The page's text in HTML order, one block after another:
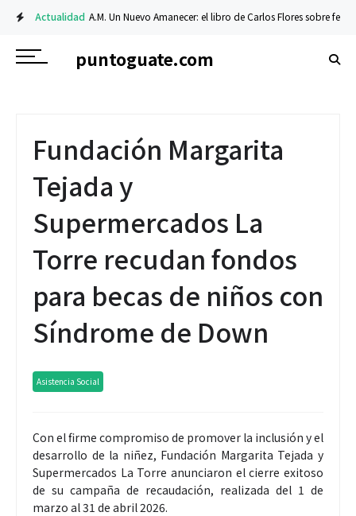
Actualidad A.M. Un Nuevo Amanecer: el libro de Carlos Flores sobre fe y
puntoguate.com
Fundación Margarita
Tejada y
Supermercados La
Torre recudan fondos
para becas de niños con
Síndrome de Down
Asistencia Social
Con el firme compromiso de promover la inclusión y el
desarrollo de la niñez, Fundación Margarita Tejada y
Supermercados La Torre anunciaron el cierre exitoso
de su campaña de recaudación, realizada del 1 de
marzo al 31 de abril 2026.